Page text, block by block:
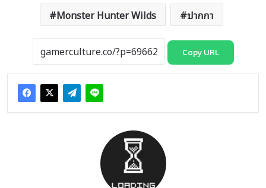
Monster Hunter Wilds ปากกา
Copy URL